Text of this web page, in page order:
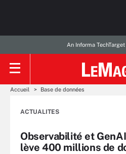
An Informa
Accueil Base de données
ACTUALITES
Observabilité et
lève 400 millions de